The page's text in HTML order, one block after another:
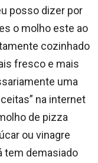
posso dizer por
o molho este ao
cozinhado
fresco e mais
uma
na internet
de pizza
ou vinagre
tem demasiado